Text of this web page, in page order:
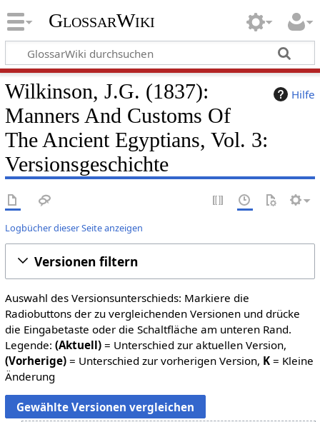
GlossarWiki
Hilfe
Wilkinson, J.G. (1837):
Manners And Customs Of
The Ancient Egyptians, Vol. 3:
Versionsgeschichte
Logbücher dieser Seite anzeigen
Versionen filtern
Auswahl des Versionsunterschieds: Markiere die
Radiobuttons der zu vergleichenden Versionen und drücke
die Eingabetaste oder die Schaltfläche am unteren Rand.
Legende: (Aktuell)= Unterschied zur aktuellen Version,
(Vorherige)= Unterschied zur vorherigen Version, K= Kleine
Änderung